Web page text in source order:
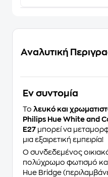
Αναλυτική
Eν συντομία
Το λευκό και
Philips Hue White and
E27 μπορεί να
μια εξαιρετική εμπειρία!
Ο συνδεδεμένος
πολύχρωμο φωτισμό
Hue Bridge